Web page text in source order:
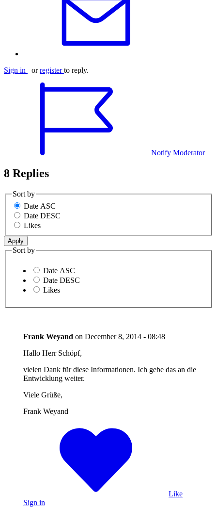
Sign in orregister to reply.
Notify Moderator
8 Replies
Sort by
Date ASC
Date DESC
Likes
Sort by
Date ASC
Date DESC
Likes
Frank Weyand on December 8, 2014 - 08:48
Hallo Herr Schöpf,
vielen Dank für diese Informationen. Ich gebe das an die
Entwicklung weiter.
Viele Grüße,
Frank Weyand
Like
Sign in